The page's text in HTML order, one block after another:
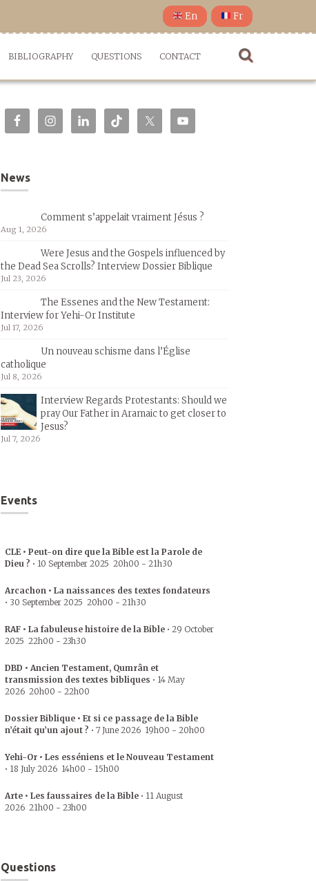
En Fr
BIBLIOGRAPHY QUESTIONS CONTACT
News
Comment s’appelait vraiment Jésus ?
Aug 1, 2026
Were Jesus and the Gospels influenced by
the Dead Sea Scrolls? Interview Dossier Biblique
Jul 23, 2026
The Essenes and the New Testament:
Interview for Yehi-Or Institute
Jul 17, 2026
Un nouveau schisme dans l’Église
catholique
Jul 8, 2026
Interview Regards Protestants: Should we
pray Our Father in Aramaic to get closer to
Jesus?
Jul 7, 2026
Events
CLE • Peut-on dire que la Bible est la Parole de
Dieu ? • 10 September 2025 20h00 - 21h30
Arcachon • La naissances des textes fondateurs
• 30 September 2025 20h00 - 21h30
RAF • La fabuleuse histoire de la Bible • 29 October
2025 22h00 - 23h30
DBD • Ancien Testament, Qumrân et
transmission des textes bibliques • 14 May
2026 20h00 - 22h00
Dossier Biblique • Et si ce passage de la Bible
n’était qu’un ajout ? • 7 June 2026 19h00 - 20h00
Yehi-Or • Les esséniens et le Nouveau Testament
• 18 July 2026 14h00 - 15h00
Arte • Les faussaires de la Bible • 11 August
2026 21h00 - 23h00
Questions